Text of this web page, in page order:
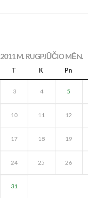
2011 M. RUGPJŪČIO MĖN.
T K Pn
3 4 5
10 11 12
17 18 19
24 25 26
31